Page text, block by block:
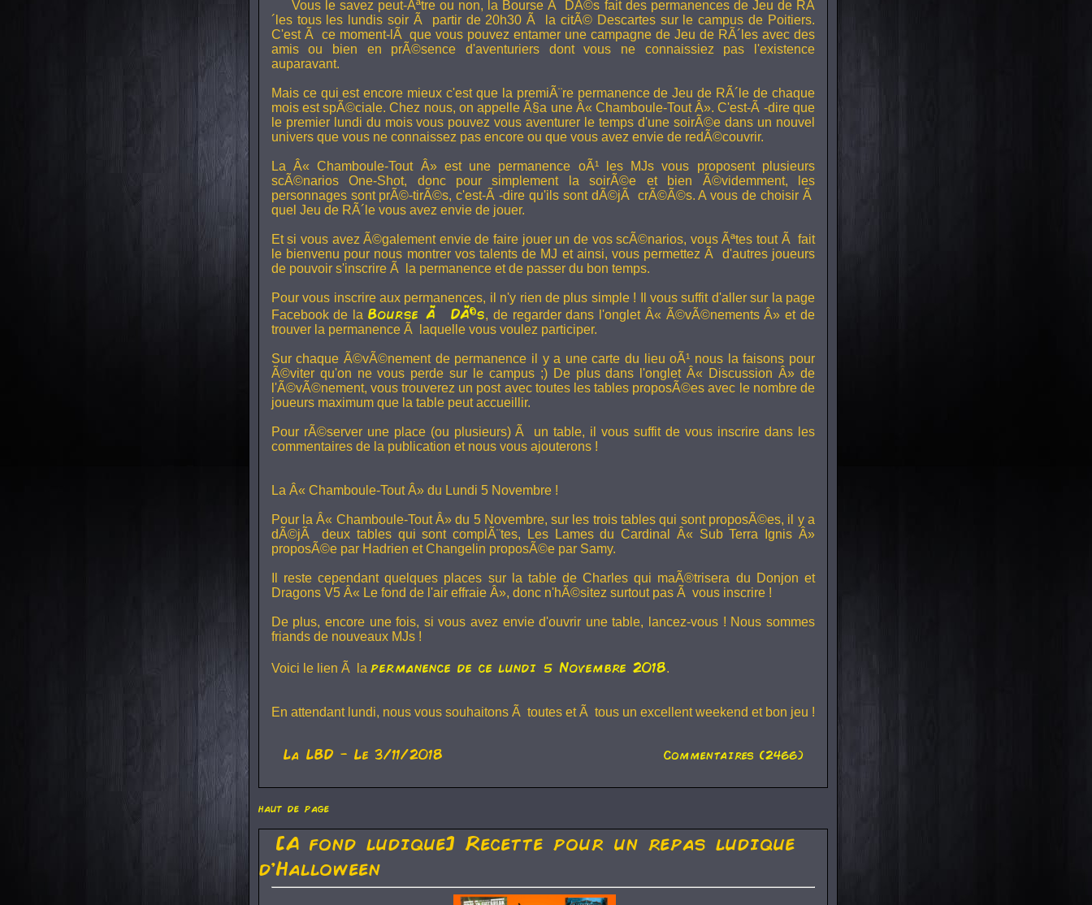
Vous le savez peut-Ãªtre ou non, la Bourse Ã DÃ©s fait des permanences de Jeu de RÃ
´les tous les lundis soir Ã partir de 20h30 Ã la citÃ© Descartes sur le campus de Poitiers.
C'est Ã ce moment-lÃ que vous pouvez entamer une campagne de Jeu de RÃ´les avec des
amis ou bien en prÃ©sence d'aventuriers dont vous ne connaissiez pas l'existence
auparavant.
Mais ce qui est encore mieux c'est que la premiÃ¨re permanence de Jeu de RÃ´le de chaque
mois est spÃ©ciale. Chez nous, on appelle Ã§a une Â« Chamboule-Tout Â». C'est-Ã -dire que
le premier lundi du mois vous pouvez vous aventurer le temps d'une soirÃ©e dans un nouvel
univers que vous ne connaissez pas encore ou que vous avez envie de redÃ©couvrir.
La Â« Chamboule-Tout Â» est une permanence oÃ¹ les MJs vous proposent plusieurs
scÃ©narios One-Shot, donc pour simplement la soirÃ©e et bien Ã©videmment, les
personnages sont prÃ©-tirÃ©s, c'est-Ã -dire qu'ils sont dÃ©jÃ crÃ©Ã©s. A vous de choisir Ã
quel Jeu de RÃ´le vous avez envie de jouer.
Et si vous avez Ã©galement envie de faire jouer un de vos scÃ©narios, vous Ãªtes tout Ã fait
le bienvenu pour nous montrer vos talents de MJ et ainsi, vous permettez Ã d'autres joueurs
de pouvoir s'inscrire Ã la permanence et de passer du bon temps.
Pour vous inscrire aux permanences, il n'y rien de plus simple ! Il vous suffit d'aller sur la page
Facebook de la Bourse Ã DÃ©s, de regarder dans l'onglet Â« Ã©vÃ©nements Â» et de
trouver la permanence Ã laquelle vous voulez participer.
Sur chaque Ã©vÃ©nement de permanence il y a une carte du lieu oÃ¹ nous la faisons pour
Ã©viter qu'on ne vous perde sur le campus ;) De plus dans l'onglet Â« Discussion Â» de
l'Ã©vÃ©nement, vous trouverez un post avec toutes les tables proposÃ©es avec le nombre de
joueurs maximum que la table peut accueillir.
Pour rÃ©server une place (ou plusieurs) Ã un table, il vous suffit de vous inscrire dans les
commentaires de la publication et nous vous ajouterons !
La Â« Chamboule-Tout Â» du Lundi 5 Novembre !
Pour la Â« Chamboule-Tout Â» du 5 Novembre, sur les trois tables qui sont proposÃ©es, il y a
dÃ©jÃ deux tables qui sont complÃ¨tes,
Les Lames du Cardinal
Â« Sub Terra Ignis Â»
proposÃ©e par Hadrien etChangelin proposÃ©e par Samy.
Il reste cependant quelques places sur la table de Charles qui maÃ®trisera du Donjon et
Dragons V5Â« Le fond de l'air effraie Â», donc n'hÃ©sitez surtout pas Ã vous inscrire !
De plus, encore une fois, si vous avez envie d'ouvrir une table, lancez-vous ! Nous sommes
friands de nouveaux MJs !
Voici le lien Ã la permanence de ce lundi 5 Novembre 2018.
En attendant lundi, nous vous souhaitons Ã toutes et Ã tous un excellent weekend et bon jeu !
La LBD - Le 3/11/2018 Commentaires (2466)
haut de page
[A fond ludique] Recette pour un repas ludique
d'Halloween